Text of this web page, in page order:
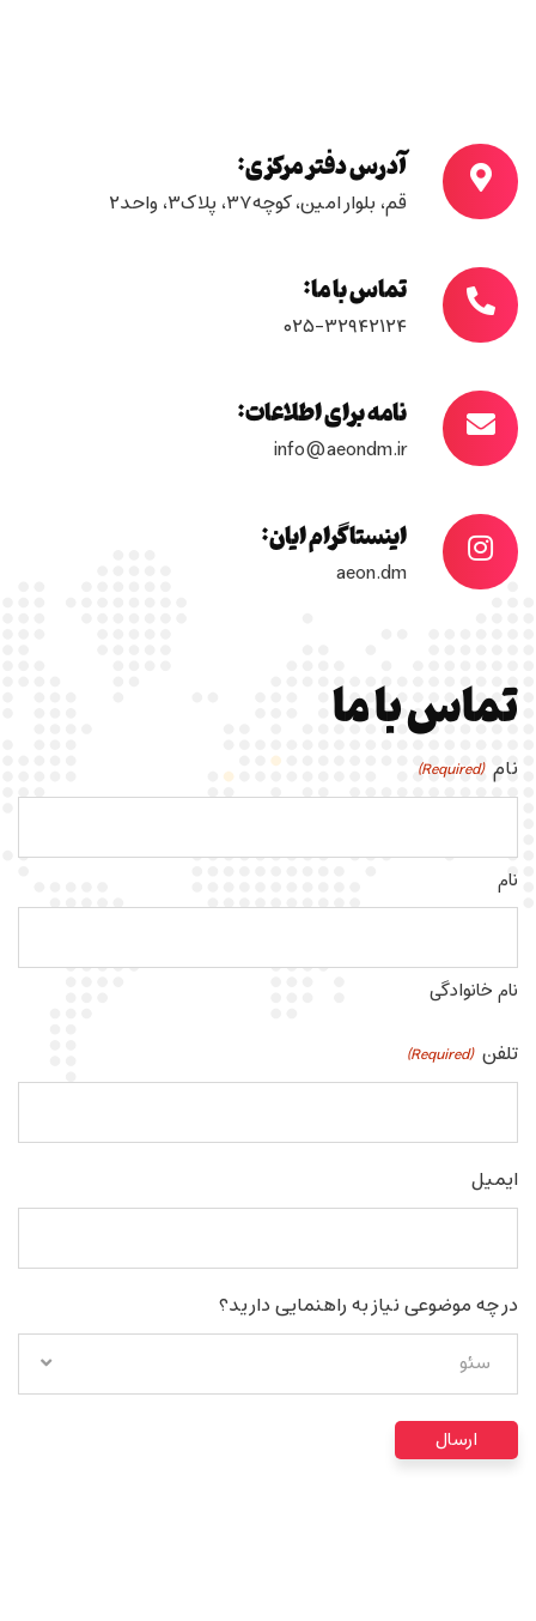
آدرس دفتر مرکزی:
قم، بلوار امین، کوچه۳۷، پلاک۳، واحد۲
تماس با ما:
۰۲۵-۳۲۹۴۲۱۲۴
نامه برای اطلاعات:
info@aeondm.ir
اینستاگرام ایان:
aeon.dm
تماس با ما
نام (Required)
نام
نام خانوادگی
تلفن (Required)
ایمیل
در چه موضوعی نیاز به راهنمایی دارید؟
سئو